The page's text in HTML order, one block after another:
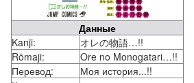
Данные
Kanji:
オレの物語…!!
Rōmaji:
Ore no Monogatari…!!
Перевод:
Моя история...!!